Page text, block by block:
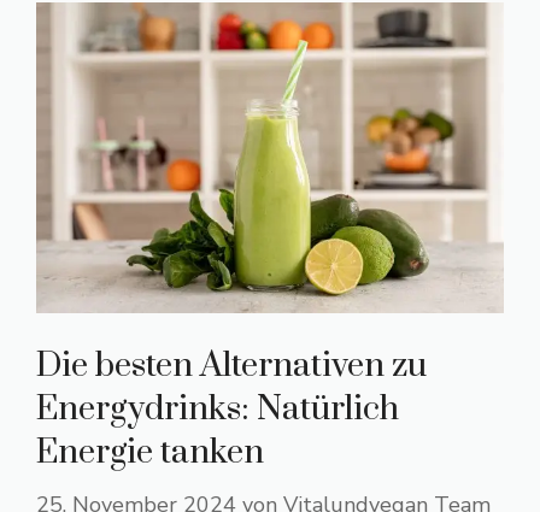
Die besten Alternativen zu
Energydrinks: Natürlich
Energie tanken
25. November 2024 von Vitalundvegan Team